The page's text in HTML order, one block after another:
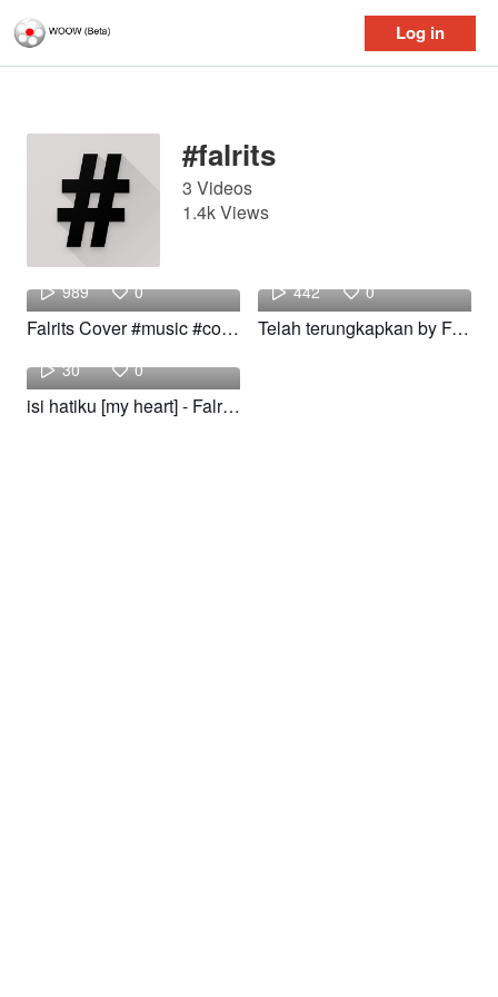
Log in
Log in
#falrits
3 Videos
1.4k Views
Indie
989 0
Falrits Cover #music #cover #falrits #fyp #foryoupage
442 0
Telah terungkapkan by Falrits #music #telahterungkapkan #falrits
Indie
30 0
isi hatiku [my heart] - Falrits #shorts #music #pop #falrits #romance #isihatiku